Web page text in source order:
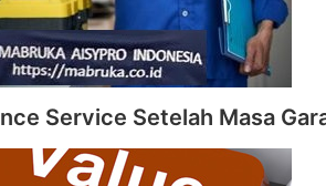
Service Setelah Masa